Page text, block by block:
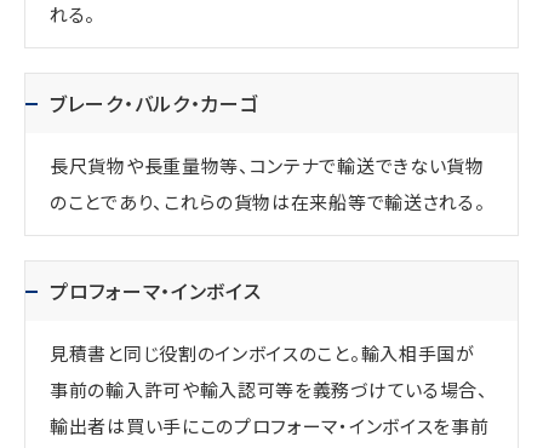
れる。
ブレーク・バルク・カーゴ
長尺貨物や長重量物等、コンテナで輸送できない貨物
のことであり、これらの貨物は在来船等で輸送される。
プロフォーマ・インボイス
見積書と同じ役割のインボイスのこと。輸入相手国が
事前の輸入許可や輸入認可等を義務づけている場合、
輸出者は買い手にこのプロフォーマ・インボイスを事前